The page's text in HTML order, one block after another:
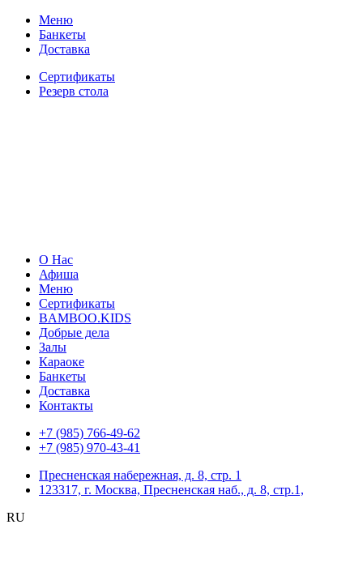
Меню
Банкеты
Доставка
Сертификаты
Резерв стола
О Нас
Афиша
Меню
Сертификаты
BAMBOO.KIDS
Добрые дела
Залы
Караоке
Банкеты
Доставка
Контакты
+7 (985) 766-49-62
+7 (985) 970-43-41
Пресненская набережная, д. 8, стр. 1
123317, г. Москва, Пресненская наб., д. 8, стр.1,
RU